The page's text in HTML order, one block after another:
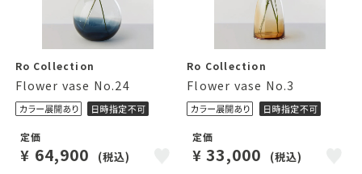
Ro Collection
Flower vase No.24
定価
¥ 64,900 (税込)
Ro Collection
Flower vase No.3
定価
¥33,000 (税込)